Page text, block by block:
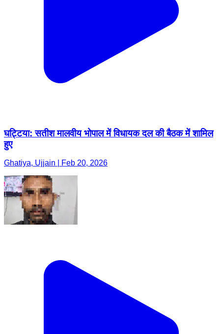
घट्टिया: सतीश मालवीय भोपाल में विधायक दल की बैठक में शामिल
हुए
Ghatiya, Ujjain | Feb 20, 2026